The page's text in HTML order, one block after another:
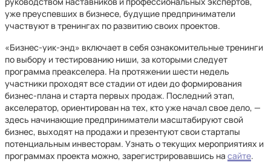
уже преуспевших в бизнесе, будущие предприниматели
участвуют в тренингах по развитию своих проектов.
«Бизнес-уик-энд» включает в себя ознакомительные тренинги
по выбору и тестированию ниши, за которыми следует
программа преакселера. На протяжении шести недель
участники проходят все стадии от идеи до формирования
бизнес-плана и старта первых продаж. Последний этап,
акселератор, ориентирован на тех, кто уже начал свое дело, —
здесь начинающие предприниматели масштабируют свой
бизнес, выходят на продажи и презентуют свои стартапы
потенциальным инвесторам. Узнать о текущих мероприятиях и
программах проекта можно, зарегистрировавшись на сайте.